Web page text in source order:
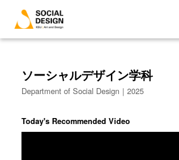
ソーシャルデザイン学科
Department of Social Design｜2025
Today's Recommended Video